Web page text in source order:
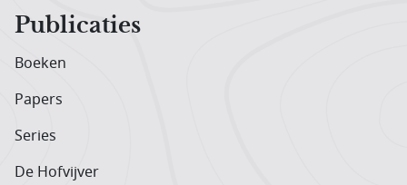
Publicaties
Boeken
Papers
Series
De Hofvijver